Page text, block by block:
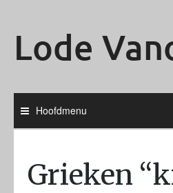
Lode
Hoofdmenu
Grieken